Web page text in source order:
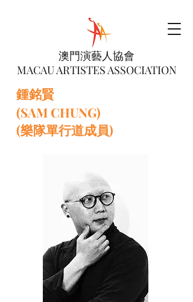
澳門演藝人協會
MACAU ARTISTES ASSOCIATION
鍾銘賢
(SAM CHUNG)
(樂隊單行道成員)